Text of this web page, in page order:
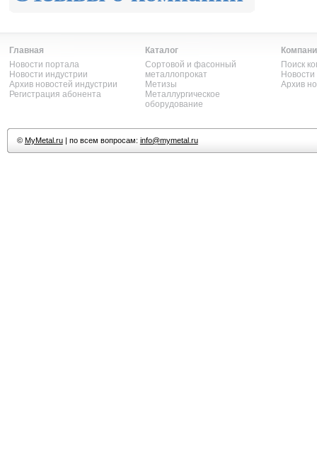
Главная
Новости портала
Новости индустрии
Архив новостей индустрии
Регистрация абонента
Каталог
Сортовой и фасонный
металлопрокат
Метизы
Металлургическое
оборудование
Поиск
Архив
© MyMetal.ru| по всем вопросам: info@mymetal.ru